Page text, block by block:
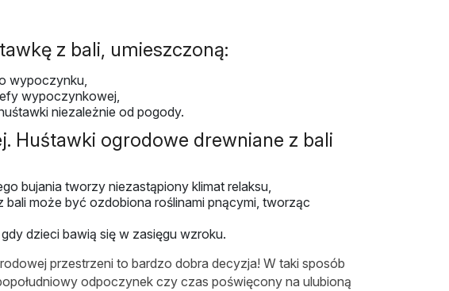
z bali, umieszczoną:
wypoczynku,
wypoczynkowej,
niezależnie od pogody.
Huśtawki ogrodowe drewniane z bali
bujania tworzy niezastąpiony klimat relaksu,
może być ozdobiona roślinami pnącymi, tworząc
dzieci bawią się w zasięgu wzroku.
przestrzeni to bardzo dobra decyzja! W taki sposób
odpoczynek czy czas poświęcony na ulubioną